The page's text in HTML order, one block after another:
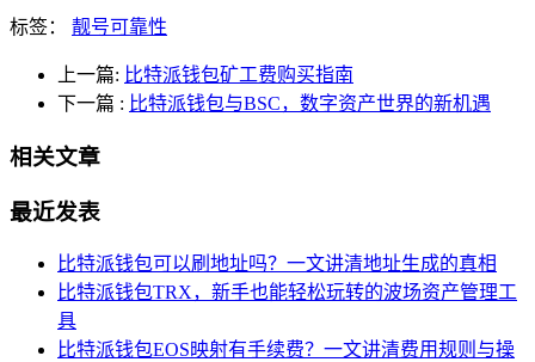
标签： 靓号可靠性
上一篇: 比特派钱包矿工费购买指南
下一篇 : 比特派钱包与BSC，数字资产世界的新机遇
相关文章
最近发表
比特派钱包可以刷地址吗？一文讲清地址生成的真相
比特派钱包TRX，新手也能轻松玩转的波场资产管理工
具
比特派钱包EOS映射有手续费？一文讲清费用规则与操